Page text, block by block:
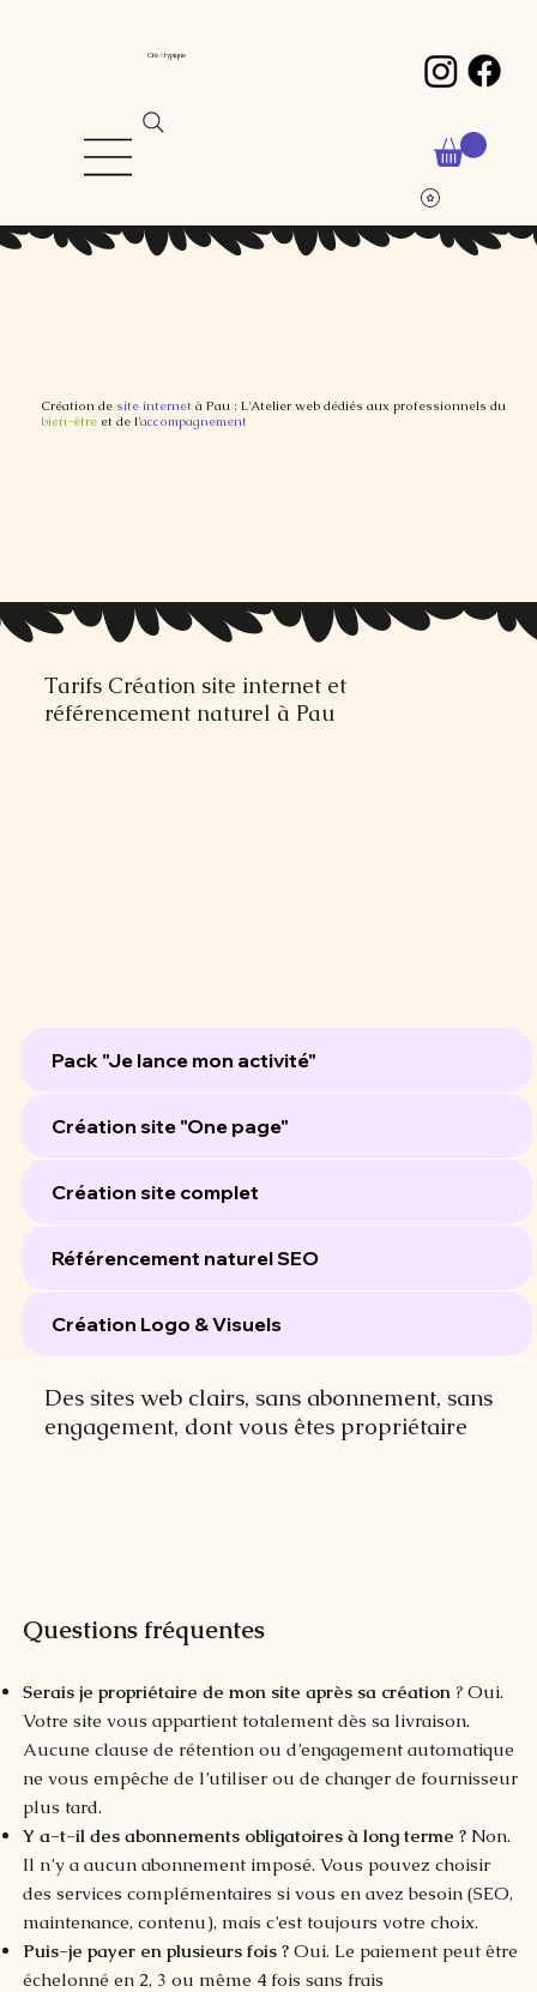
CréAtypique
Création de site internet à Pau : L'Atelier web dédiés aux professionnels du
bien-être et de l'accompagnement
Tarifs Création site internet et
référencement naturel à Pau
Pack "Je lance mon activité"
Création site "One page"
Création site complet
Référencement naturel SEO
Création Logo & Visuels
Des sites web clairs, sans abonnement, sans
engagement, dont vous êtes propriétaire
Questions fréquentes
Serais je propriétaire de mon site après sa création ? Oui.
Votre site vous appartient totalement dès sa livraison.
Aucune clause de rétention ou d’engagement automatique
ne vous empêche de l’utiliser ou de changer de fournisseur
plus tard.
Y a-t-il des abonnements obligatoires à long terme ? Non.
Il n’y a aucun abonnement imposé. Vous pouvez choisir
des services complémentaires si vous en avez besoin (SEO,
maintenance, contenu), mais c’est toujours votre choix.
Puis-je payer en plusieurs fois ? Oui. Le paiement peut être
échelonné en 2, 3 ou même 4 fois sans frais